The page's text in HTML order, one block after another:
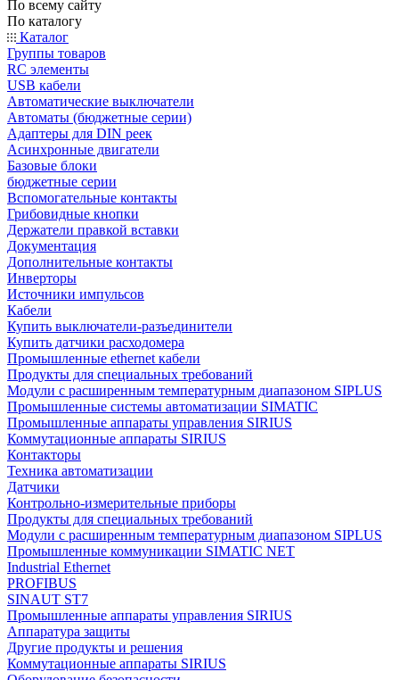
По всему сайту
По каталогу
Каталог
Группы товаров
RC элементы
USB кабели
Автоматические выключатели
Автоматы (бюджетные серии)
Адаптеры для DIN реек
Асинхронные двигатели
Базовые блоки
бюджетные серии
Вспомогательные контакты
Грибовидные кнопки
Держатели правкой вставки
Документация
Дополнительные контакты
Инверторы
Источники импульсов
Кабели
Купить выключатели-разъединители
Купить датчики расходомера
Промышленные ethernet кабели
Продукты для специальных требований
Модули с расширенным температурным диапазоном SIPLUS
Промышленные системы автоматизации SIMATIC
Промышленные аппараты управления SIRIUS
Коммутационные аппараты SIRIUS
Контакторы
Техника автоматизации
Датчики
Контрольно-измерительные приборы
Продукты для специальных требований
Модули с расширенным температурным диапазоном SIPLUS
Промышленные коммуникации SIMATIC NET
Industrial Ethernet
PROFIBUS
SINAUT ST7
Промышленные аппараты управления SIRIUS
Аппаратура защиты
Другие продукты и решения
Коммутационные аппараты SIRIUS